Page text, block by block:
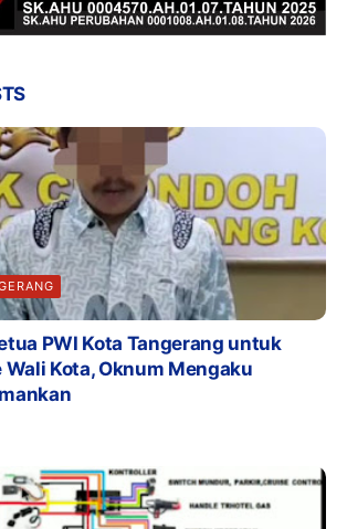
PWI Kota Tangerang untuk
Kota, Oknum Mengaku